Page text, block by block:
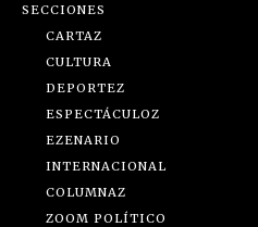
SECCIONES
CARTAZ
CULTURA
DEPORTEZ
ESPECTÁCULOZ
EZENARIO
INTERNACIONAL
COLUMNAZ
ZOOM POLÍTICO